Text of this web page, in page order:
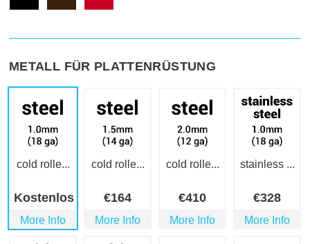
METALL FÜR PLATTENRÜSTUNG
cold rolle...
Kostenlos
More Info
cold rolle...
€164
More Info
cold rolle...
€410
More Info
stainless ...
€328
More Info